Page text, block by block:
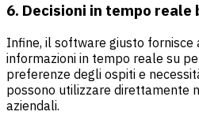
6. Decisioni in tempo reale
Infine, il software giusto
informazioni in tempo reale su
preferenze degli ospiti e
possono utilizzare direttamente
aziendali.